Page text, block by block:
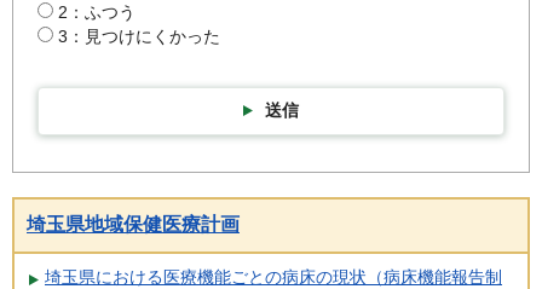
2：ふつう
3：見つけにくかった
送信
埼玉県地域保健医療計画
埼玉県における医療機能ごとの病床の現状（病床機能報告制